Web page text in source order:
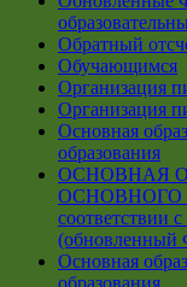
Обратный
Обучающимся
Организация
Организация
Основная
образования
ОСНОВНАЯ
ОСНОВНОГО
Основная
образования